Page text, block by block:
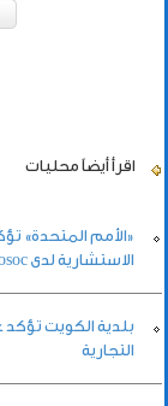
اقرأ أيضاً محليات
«الأمم المتحدة»
الاستشارية لدى ecosoc
بلدية الكويت
التجارية